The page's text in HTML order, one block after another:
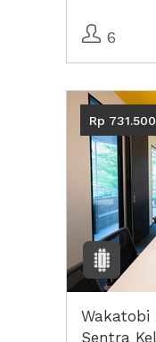
6
Rp
Wakatobi
Sentra